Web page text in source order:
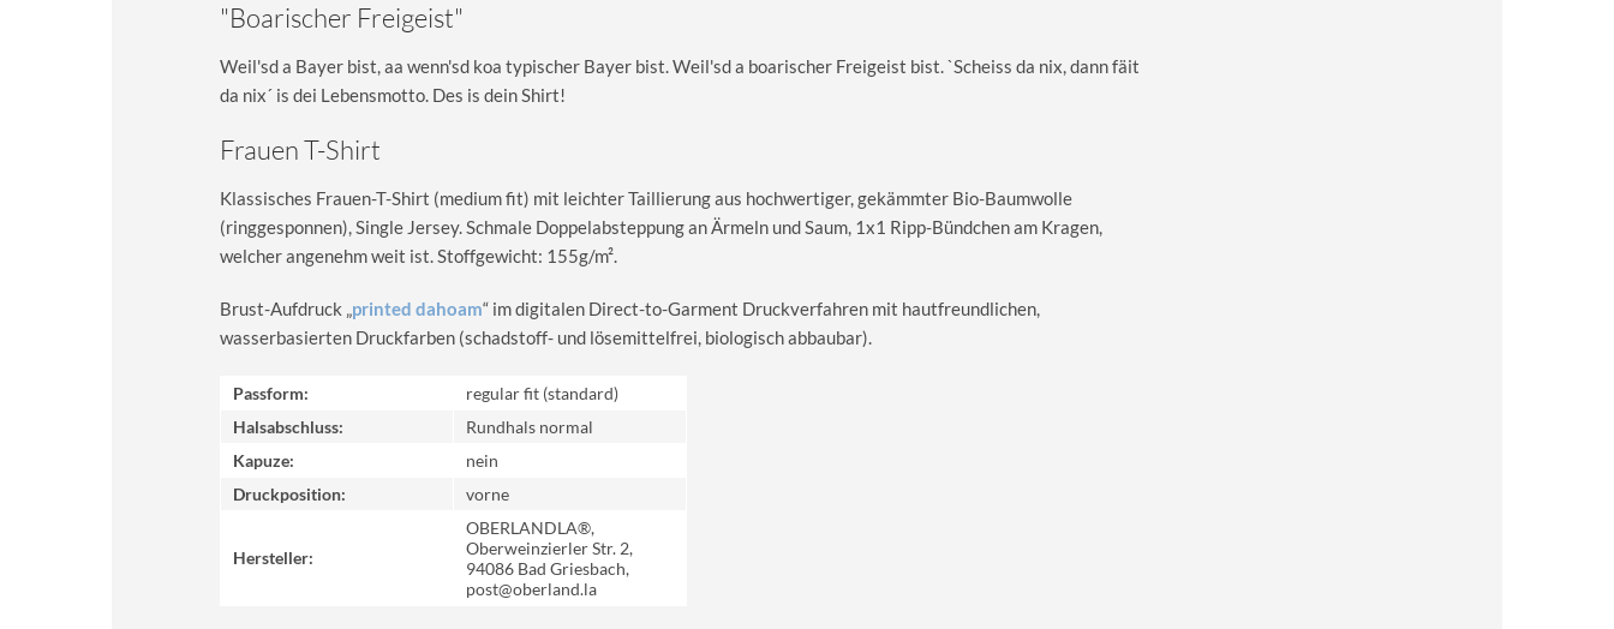
"Boarischer Freigeist"
Weil'sd a Bayer bist, aa wenn'sd koa typischer Bayer bist. Weil'sd a boarischer Freigeist bist. `Scheiss da nix, dann fäit
da nix´ is dei Lebensmotto. Des is dein Shirt!
Frauen T-Shirt
Klassisches Frauen-T-Shirt (medium fit) mit leichter Taillierung aus hochwertiger, gekämmter Bio-Baumwolle
(ringgesponnen), Single Jersey. Schmale Doppelabsteppung an Ärmeln und Saum, 1x1 Ripp-Bündchen am Kragen,
welcher angenehm weit ist. Stoffgewicht: 155g/m².
Brust-Aufdruck „printed dahoam“ im digitalen Direct-to-Garment Druckverfahren mit hautfreundlichen,
wasserbasierten Druckfarben (schadstoff- und lösemittelfrei, biologisch abbaubar).
Passform:
regular fit (standard)
Halsabschluss:
Rundhals normal
Kapuze:
nein
Druckposition:
vorne
Hersteller:
OBERLANDLA®,
Oberweinzierler Str. 2,
94086 Bad Griesbach,
post@oberland.la